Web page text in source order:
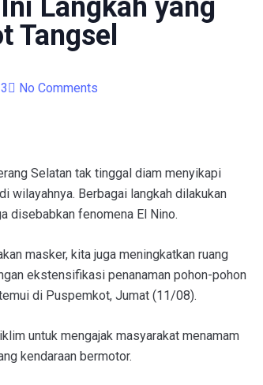
Langkah yang
Tangsel
No Comments
Selatan tak tinggal diam menyikapi
wilayahnya. Berbagai langkah dilakukan
disebabkan fenomena El Nino.
masker, kita juga meningkatkan ruang
ekstensifikasi penanaman pohon-pohon
di Puspemkot, Jumat (11/08).
untuk mengajak masyarakat menamam
kendaraan bermotor.